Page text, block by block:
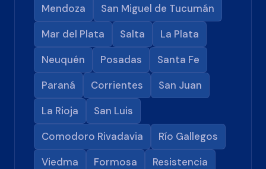
Mendoza
San Miguel de Tucumán
Mar del Plata
Salta
La Plata
Neuquén
Posadas
Santa Fe
Paraná
Corrientes
San Juan
La Rioja
San Luis
Comodoro Rivadavia
Río Gallegos
Viedma
Formosa
Resistencia